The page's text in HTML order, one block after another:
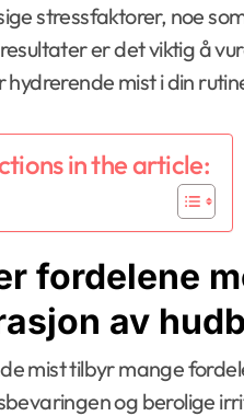
stressfaktorer, noe
er det viktig å
hydrerende mist i din
in the article:
fordelene
av
mist tilbyr mange
og berolige